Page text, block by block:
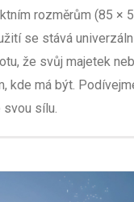
rozměrům (85 ×
se stává
že svůj majetek
kde má být.
sílu.